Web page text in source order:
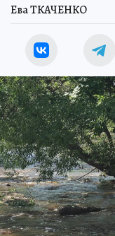
Ева ТКАЧЕНКО